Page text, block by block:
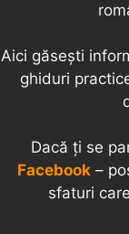
Aici găsești
ghiduri
Dacă ți se
Facebook –
sfaturi